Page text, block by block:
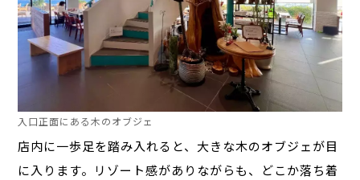
入口正面にある木のオブジェ
店内に一歩足を踏み入れると、大きな木のオブジェが目
に入ります。リゾート感がありながらも、どこか落ち着